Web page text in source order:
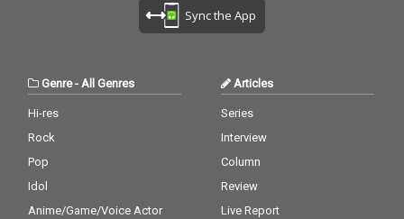
名に相応しい、文字通
た。
Sync the App
Genre- All Genres
Hi-res
Rock
Pop
Idol
Anime/Game/Voice Actor
Articles
Series
Interview
Column
Review
Live Report